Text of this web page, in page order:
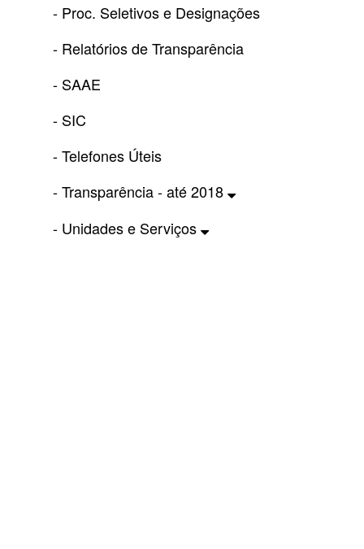
- Proc. Seletivos e Designações
- Relatórios de Transparência
- SAAE
- SIC
- Telefones Úteis
- Transparência - até 2018
- Unidades e Serviços